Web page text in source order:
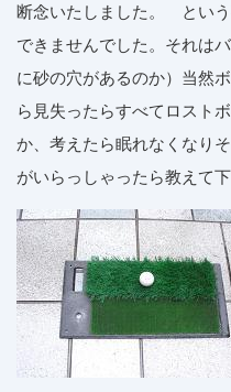
断念いたしました。 とい
できませんでした。それは
に砂の穴があるのか）当然
ら見失ったらすべてロスト
か、考えたら眠れなくなり
がいらっしゃったら教えて下